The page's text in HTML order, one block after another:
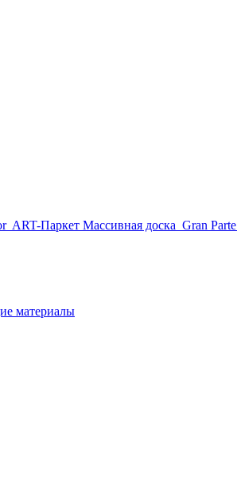
ART-Паркет Массивная доска Gran Parte
материалы